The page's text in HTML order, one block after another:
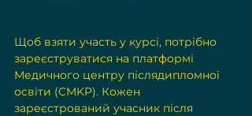
Щоб взяти участь у курсі, потрібно
зареєструватися на платформі
Медичного центру післядипломної
освіти (CMKP). Кожен
зареєстрований учасник після